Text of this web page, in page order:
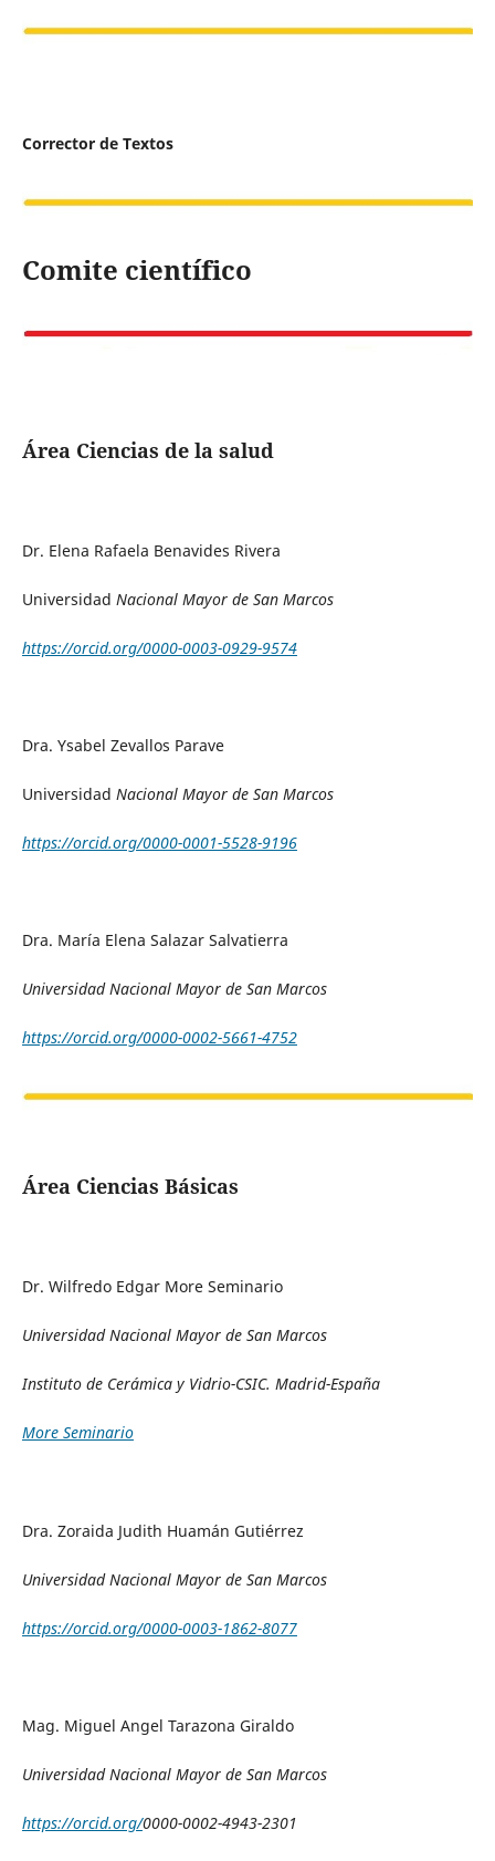
Corrector de Textos
Comite científico
Área Ciencias de la salud
Dr. Elena Rafaela Benavides Rivera
Universidad Nacional Mayor de San Marcos
https://orcid.org/0000-0003-0929-9574
Dra. Ysabel Zevallos Parave
Universidad Nacional Mayor de San Marcos
https://orcid.org/0000-0001-5528-9196
Dra. María Elena Salazar Salvatierra
Universidad Nacional Mayor de San Marcos
https://orcid.org/0000-0002-5661-4752
Área Ciencias Básicas
Dr. Wilfredo Edgar More Seminario
Universidad Nacional Mayor de San Marcos
Instituto de Cerámica y Vidrio-CSIC. Madrid-España
More Seminario
Dra. Zoraida Judith Huamán Gutiérrez
Universidad Nacional Mayor de San Marcos
https://orcid.org/0000-0003-1862-8077
Mag. Miguel Angel Tarazona Giraldo
Universidad Nacional Mayor de San Marcos
https://orcid.org/0000-0002-4943-2301